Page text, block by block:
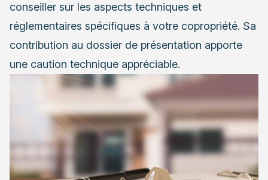
conseiller sur les aspects techniques et
réglementaires spécifiques à votre copropriété. Sa
contribution au dossier de présentation apporte
une caution technique appréciable.